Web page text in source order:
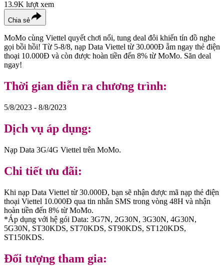
13.9K lượt xem
Chia sẻ
MoMo cùng Viettel quyết chơi nổi, tung deal đôi khiến tín đồ nghe
gọi bồi hồi! Từ 5-8/8, nạp Data Viettel từ 30.000Đ ẵm ngay thẻ điện
thoại 10.000Đ và còn được hoàn tiền đến 8% từ MoMo. Săn deal
ngay!
Thời gian diễn ra chương trình:
5/8/2023 - 8/8/2023
Dịch vụ áp dụng:
Nạp Data 3G/4G Viettel trên MoMo.
Chi tiết ưu đãi:
Khi nạp Data Viettel từ 30.000Đ, bạn sẽ nhận được mã nạp thẻ điện
thoại Viettel 10.000Đ qua tin nhắn SMS trong vòng 48H và nhận
hoàn tiền đến 8% từ MoMo.
*Áp dụng với hệ gói Data: 3G7N, 2G30N, 3G30N, 4G30N,
5G30N, ST30KDS, ST70KDS, ST90KDS, ST120KDS,
ST150KDS.
Đối tượng tham gia: